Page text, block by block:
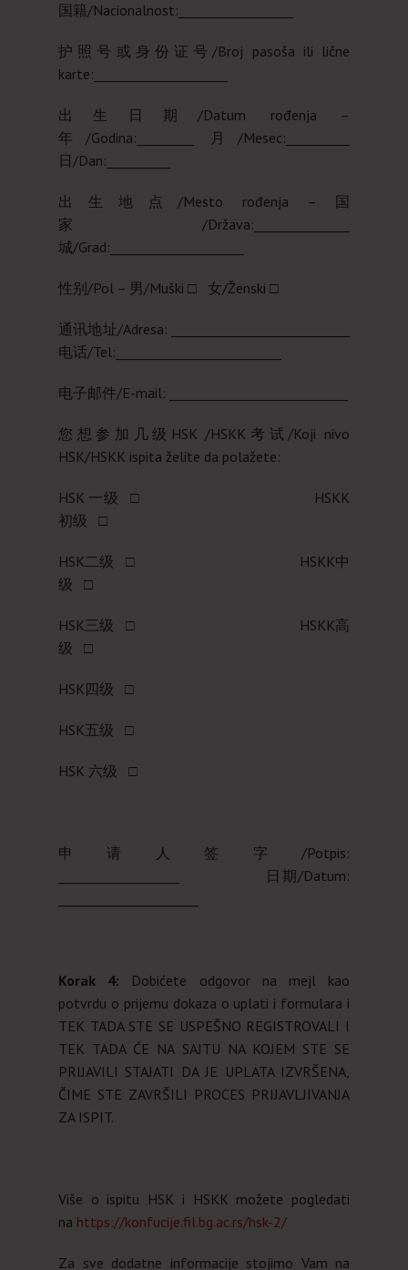
国籍/Nacionalnost:__________________
护照号或身份证号/Broj pasoša ili lične
karte:_____________________
出生日期/Datum rođenja –
年/Godina:_________ 月/Mesec:__________
日/Dan:__________
出生地点/Mesto rođenja – 国
家/Država:_______________
城/Grad:_____________________
性别/Pol – 男/Muški □ 女/Ženski □
通讯地址/Adresa: ____________________________
电话/Tel:__________________________
电子邮件/E-mail: ____________________________
您想参加几级HSK /HSKK考试/Koji nivo
HSK/HSKK ispita želite da polažete:
HSK 一级 □ HSKK
初级 □
HSK二级 □ HSKK中
级 □
HSK三级 □ HSKK高
级 □
HSK四级 □
HSK五级 □
HSK 六级 □
申请人签字/Potpis:
___________________ 日期/Datum:
Korak 4: Dobićete odgovor na mejl kao
potvrdu o prijemu dokaza o uplati i formulara i
TEK TADA STE SE USPEŠNO REGISTROVALI I
TEK TADA ĆE NA SAJTU NA KOJEM STE SE
PRIJAVILI STAJATI DA JE UPLATA IZVRŠENA,
ČIME STE ZAVRŠILI PROCES PRIJAVLJIVANJA
ZA ISPIT.
Više o ispitu HSK i HSKK možete pogledati
na https://konfucije.fil.bg.ac.rs/hsk-2/
Za sve dodatne informacije stojimo Vam na